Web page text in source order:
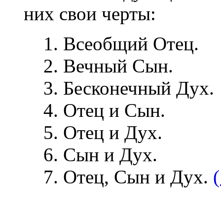
них свои черты:
Всеобщий Отец.
Вечный Сын.
Бесконечный Дух.
Отец и Сын.
Отец и Дух.
Сын и Дух.
Отец, Сын и Дух.